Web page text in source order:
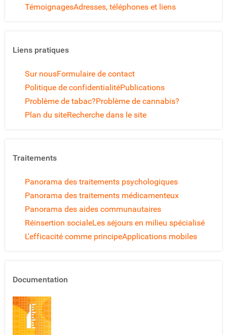
TémoignagesAdresses, téléphones et liens
Liens pratiques
Sur nousFormulaire de contact
Politique de confidentialitéPublications
Problème de tabac?Problème de cannabis?
Plan du siteRecherche dans le site
Traitements
Panorama des traitements psychologiques
Panorama des traitements médicamenteux
Panorama des aides communautaires
Réinsertion socialeLes séjours en milieu spécialisé
L'efficacité comme principeApplications mobiles
Documentation